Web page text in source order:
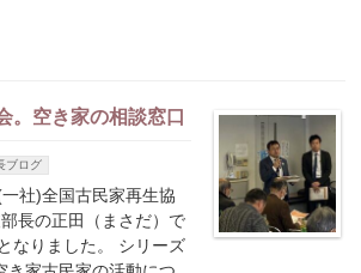
。空き家の相談窓口
ブログ
社)全国古民家再生協
長の正田（まさだ）で
なりました。 シリーズ